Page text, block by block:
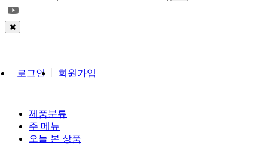
원로그인 회원가입
제품분류
주 메뉴
오늘 본 상품